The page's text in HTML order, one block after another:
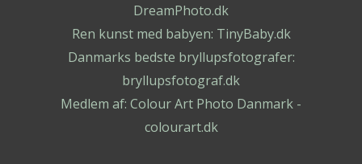
DreamPhoto.dk
Ren kunst med babyen: TinyBaby.dk
Danmarks bedste bryllupsfotografer:
bryllupsfotograf.dk
Medlem af: Colour Art Photo Danmark -
colourart.dk